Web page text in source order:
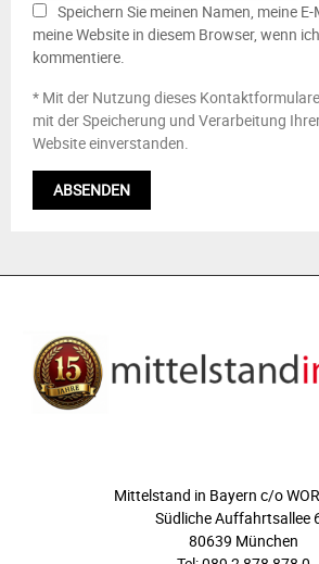
Speichern Sie meinen Namen, meine
meine Website in diesem Browser, wenn
kommentiere.
* Mit der Nutzung dieses
mit der Speicherung und Verarbeitung
Website einverstanden.
Mittelstand in Bayern c/o
Südliche Auffahrtsallee
80639 München